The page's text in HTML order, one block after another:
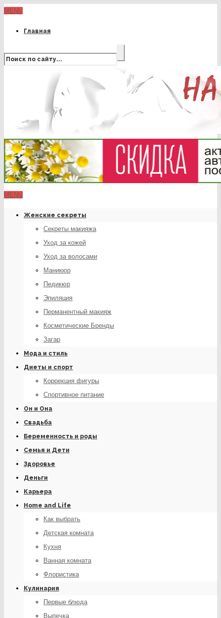
MENU
Главная
MENU
Женские секреты
Секреты макияжа
Уход за кожей
Уход за волосами
Маникюр
Педикюр
Эпиляция
Перманентный макияж
Косметические Бренды
Загар
Мода и стиль
Диеты и спорт
Коррекция фигуры
Спортивное питание
Он и Она
Свадьба
Беременность и роды
Семья и Дети
Здоровье
Деньги
Карьера
Home and Life
Как выбрать
Детская комната
Кухня
Ванная комната
Флористика
Кулинария
Первые блюда
Выпечка